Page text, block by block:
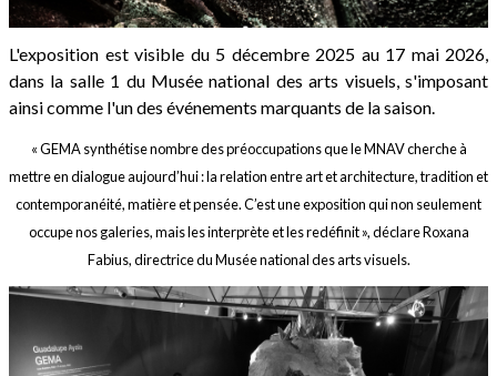
L'exposition est visible du 5 décembre 2025 au 17 mai 2026,
dans la salle 1 du Musée national des arts visuels, s'imposant
ainsi comme l'un des événements marquants de la saison.
« GEMA synthétise nombre des préoccupations que le MNAV cherche à
mettre en dialogue aujourd’hui : la relation entre art et architecture, tradition et
contemporanéité, matière et pensée. C’est une exposition qui non seulement
occupe nos galeries, mais les interprète et les redéfinit », déclare Roxana
Fabius, directrice du Musée national des arts visuels.